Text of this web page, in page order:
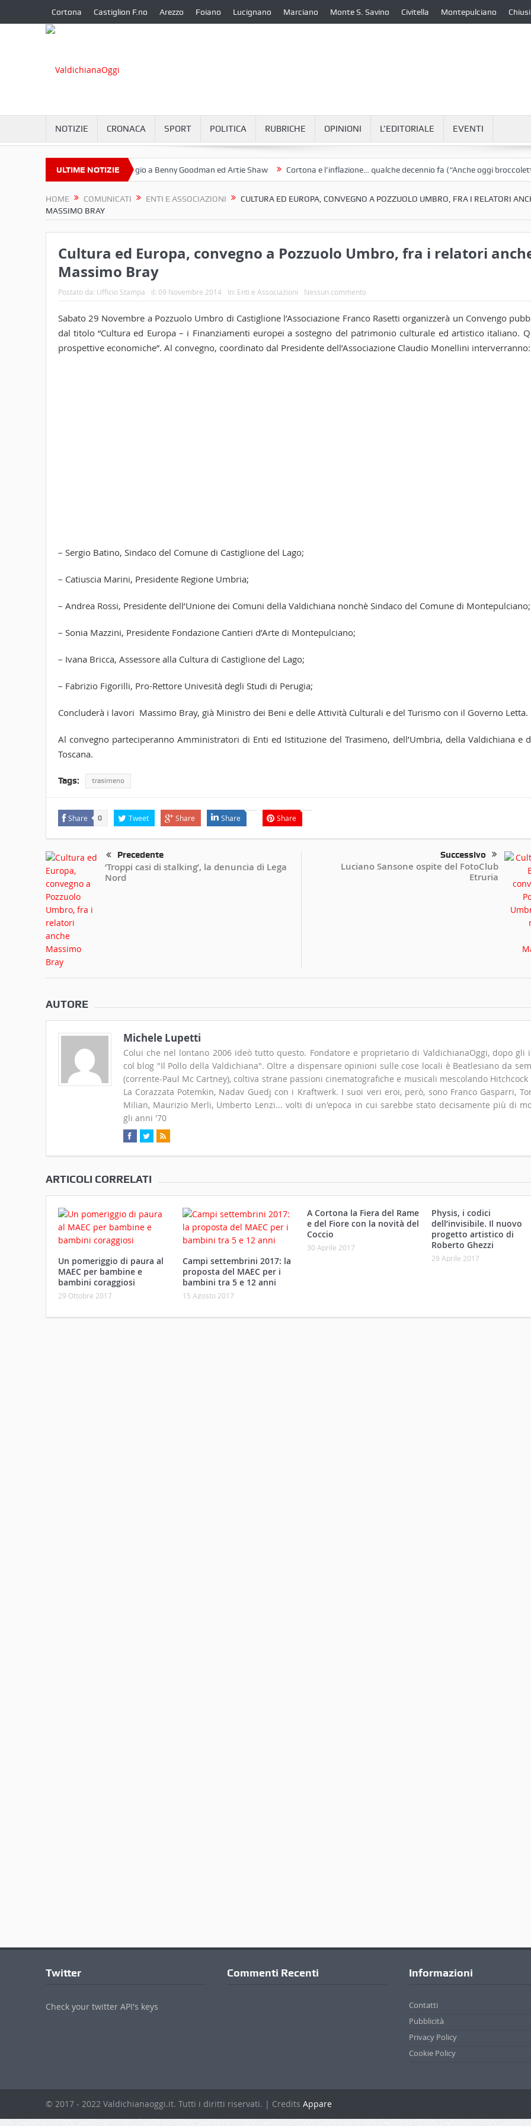
Cortona Castiglion F.no Arezzo Foiano Lucignano Marciano Monte S. Savino Civitella Montepulciano Chiusi
NOTIZIE CRONACA SPORT POLITICA RUBRICHE OPINIONI L’EDITORIALE EVENTI
ULTIME NOTIZIE
a Camucia? Omaggio a Benny Goodman ed Artie Shaw Cortona e l’inflazione… qualche decennio fa (“Anche oggi broccoletti e
HOME COMUNICATI ENTI E ASSOCIAZIONI
CULTURA ED EUROPA, CONVEGNO A POZZUOLO UMBRO, FRA I RELATORI
MASSIMO BRAY
Cultura ed Europa, convegno a Pozzuolo Umbro, fra i relatori
Massimo Bray
Postato da: Ufficio Stampa il: 09 Novembre 2014 In: Enti e Associazioni Nessun commento
Sabato 29 Novembre a Pozzuolo Umbro di Castiglione l’Associazione Franco Rasetti organizzerà un Convengo
dal titolo “Cultura ed Europa – i Finanziamenti europei a sostegno del patrimonio culturale ed artistico italiano.
prospettive economiche”. Al convegno, coordinato dal Presidente dell’Associazione Claudio Monellini interverranno:
– Sergio Batino, Sindaco del Comune di Castiglione del Lago;
– Catiuscia Marini, Presidente Regione Umbria;
– Andrea Rossi, Presidente dell’Unione dei Comuni della Valdichiana nonchè Sindaco del Comune di Montepulciano;
– Sonia Mazzini, Presidente Fondazione Cantieri d’Arte di Montepulciano;
– Ivana Bricca, Assessore alla Cultura di Castiglione del Lago;
– Fabrizio Figorilli, Pro-Rettore Univesità degli Studi di Perugia;
Concluderà i lavori Massimo Bray, già Ministro dei Beni e delle Attività Culturali e del Turismo con il Governo Letta.
Al convegno parteciperanno Amministratori di Enti ed Istituzione del Trasimeno, dell’Umbria, della Valdichiana e
Toscana.
Tags: trasimeno
Share 0 Tweet Share Share Share
Precedente
‘Troppi casi di stalking’, la denuncia di Lega
Nord
Successivo
Luciano Sansone ospite del FotoClub
Etruria
AUTORE
Michele Lupetti
Colui che nel lontano 2006 ideò tutto questo. Fondatore e proprietario di ValdichianaOggi, dopo gli
col blog "Il Pollo della Valdichiana". Oltre a dispensare opinioni sulle cose locali è Beatlesiano da
(corrente-Paul Mc Cartney), coltiva strane passioni cinematografiche e musicali mescolando Hitchcock
La Corazzata Potemkin, Nadav Guedj con i Kraftwerk. I suoi veri eroi, però, sono Franco Gasparri,
Milian, Maurizio Merli, Umberto Lenzi... volti di un'epoca in cui sarebbe stato decisamente più di
gli anni '70
ARTICOLI CORRELATI
Un pomeriggio di paura al
MAEC per bambine e
bambini coraggiosi
29 Ottobre 2017
Campi settembrini 2017: la
proposta del MAEC per i
bambini tra 5 e 12 anni
15 Agosto 2017
A Cortona la Fiera del Rame
e del Fiore con la novità del
Coccio
30 Aprile 2017
Physis, i codici
dell’invisibile. Il nuovo
progetto artistico di
Roberto Ghezzi
29 Aprile 2017
Twitter
Check your twitter API's keys
Commenti Recenti Informazioni
Contatti
Pubblicità
Privacy Policy
Cookie Policy
© 2017 - 2022 Valdichianaoggi.it. Tutti i diritti riservati. | Credits Appare